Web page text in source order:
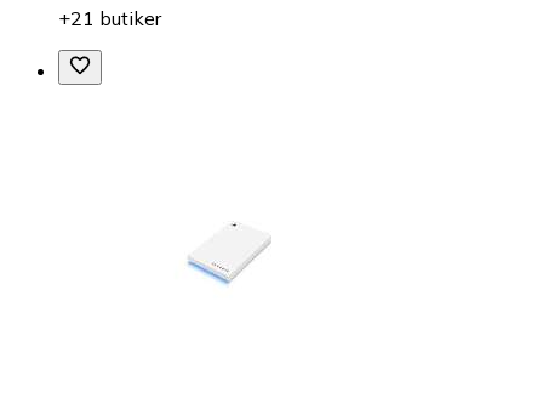
+21 butiker